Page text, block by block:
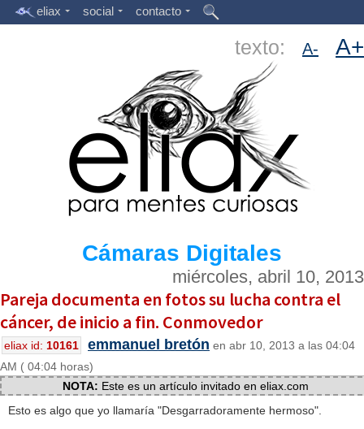
eliax social contacto
texto: A- A+
Cámaras Digitales
miércoles, abril 10, 2013
Pareja documenta en fotos su lucha contra el
cáncer, de inicio a fin. Conmovedor
eliax id: 10161 emmanuel bretón en abr 10, 2013 a las 04:04
AM ( 04:04 horas)
NOTA: Este es un artículo invitado en eliax.com
Esto es algo que yo llamaría "Desgarradoramente hermoso".